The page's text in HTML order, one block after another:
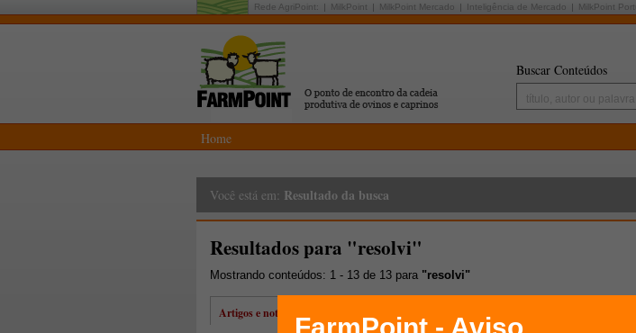
Rede AgriPoint: MilkPoint MilkPoint Mercado Inteligência de Mercado MilkPoint
Buscar Conteúdos
Home
Você está em: Resultado da busca
Resultados para "resolvi"
Mostrando conteúdos: 1 - 13 de 13 para "resolvi"
Artigos e notícias